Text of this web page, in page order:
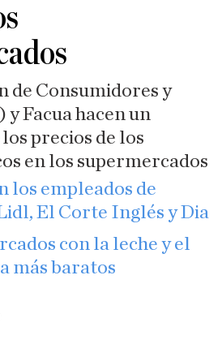
de Consumidores y
Facua hacen un
precios de los
en los supermercados
los empleados de
El Corte Inglés y Dia
con la leche y el
más baratos